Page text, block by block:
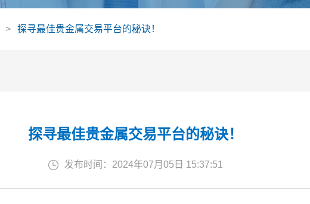
探寻最佳贵金属交易平台的秘诀！
探寻最佳贵金属交易平台的秘诀！
发布时间：2024年07月05日 15:37:51